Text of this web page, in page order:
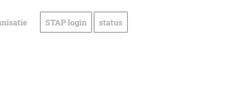
STAP login status